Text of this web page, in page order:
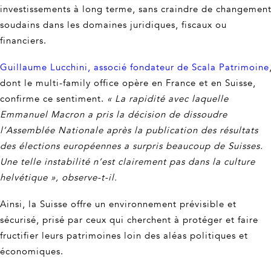
investissements à long terme, sans craindre de
soudains dans les domaines juridiques, fiscaux ou
financiers.
Guillaume Lucchini, associé fondateur de Scala Patrimoine
dont le multi-family office opère en France et en Suisse,
confirme ce sentiment. « La rapidité avec laquelle
Emmanuel Macron a pris la décision de dissoudre
l’Assemblée Nationale après la publication des résultats
des élections européennes a surpris beaucoup de Suisses.
Une telle instabilité n’est clairement pas dans la culture
helvétique », observe-t-il.
Ainsi, la Suisse offre un environnement prévisible et
sécurisé, prisé par ceux qui cherchent à protéger et faire
fructifier leurs patrimoines loin des aléas politiques et
économiques.